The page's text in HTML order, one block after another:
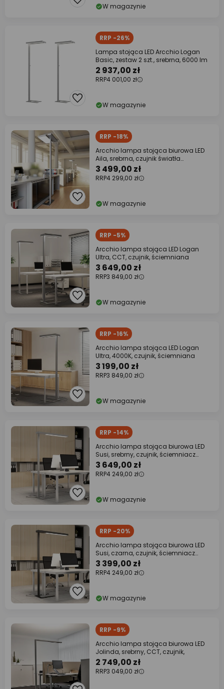
W magazynie
RRP -26%
Lampa stojąca LED Arcchio Logan
Basic, zestaw 2 szt., srebrna, 6000 lm
2 937,00 zł
RRP4 001,00 zł
W magazynie
RRP -18%
Arcchio lampa stojąca biurowa LED
Aila, srebrna, czujnik światła
dziennego
3 499,00 zł
RRP4 299,00 zł
W magazynie
RRP -5%
Arcchio lampa stojąca LED Logan
Ultra, CCT, czujnik, ściemniana
3 649,00 zł
RRP3 849,00 zł
W magazynie
RRP -16%
Arcchio lampa stojąca LED Logan
Ultra, 4000K, czujnik, ściemniana
3 199,00 zł
RRP3 849,00 zł
W magazynie
RRP -14%
Arcchio lampa stojąca biurowa LED
Susi, srebrny, czujnik, ściemniacz
dotykowy
3 649,00 zł
RRP4 249,00 zł
W magazynie
RRP -20%
Arcchio lampa stojąca biurowa LED
Susi, czarna, czujnik, ściemniacz
dotykowy
3 399,00 zł
RRP4 249,00 zł
W magazynie
RRP -9%
Arcchio lampa stojąca biurowa LED
Jolinda, srebrny, CCT, czujnik,
2 749,00 zł
RRP3 049,00 zł